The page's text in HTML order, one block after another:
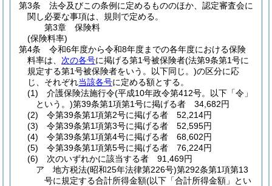
第3条
法令及びこの条例に定めるもののほか、認定審査会に
関し必要な事項は、規則で定める。
第3章
保険料
(保険料率)
第4条
令和6年度から令和8年度までの各年度における保険
料率は、 次の各号に掲げる第1号被保険者(法第9条第1号に
規定する第1号被保険者をいう。以下同じ。)の区分に応
じ、それぞれ当該各号に定める額とする。
(1)
介護保険法施行令(平成10年政令第412号。以下「令」
という。)第39条第1項第1号に掲げる者 34,682円
(2)
令第39条第1項第2号に掲げる者 52,214円
(3)
令第39条第1項第3号に掲げる者 52,595円
(4)
令第39条第1項第4号に掲げる者 68,602円
(5)
令第39条第1項第5号に掲げる者 76,224円
(6)
次のいずれかに該当する者 91,469円
ア
地方税法(昭和25年法律第226号)第292条第1項第13
号に規定する合計所得金額(以下「合計所得金額」とい